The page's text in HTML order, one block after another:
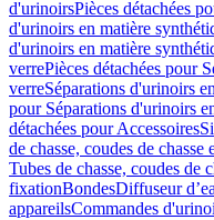
d'urinoirsPièces détachées
d'urinoirs en matière
d'urinoirs en matière
verrePièces détachées pour
verreSéparations d'urinoirs
pour Séparations d'urinoirs
détachées pour Accessoires
de chasse, coudes de chasse
Tubes de chasse, coudes de
fixationBondesDiffuseur
appareilsCommandes